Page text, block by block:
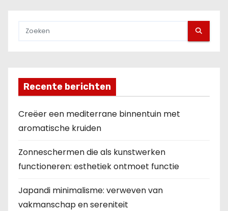
Recente berichten
Creëer een mediterrane binnentuin met
aromatische kruiden
Zonneschermen die als kunstwerken
functioneren: esthetiek ontmoet functie
Japandi minimalisme: verweven van
vakmanschap en sereniteit